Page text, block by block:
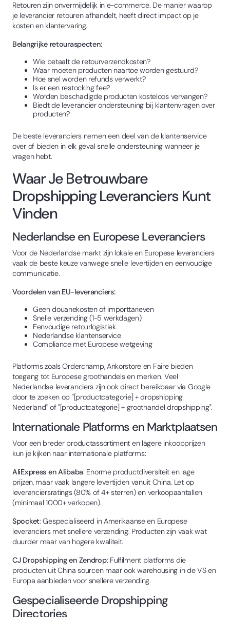
Retouren zijn onvermijdelijk in e-commerce. De manier waarop
je leverancier retouren afhandelt, heeft direct impact op je
kosten en klantervaring.
Belangrijke retouraspecten:
Wie betaalt de retourverzendkosten?
Waar moeten producten naartoe worden gestuurd?
Hoe snel worden refunds verwerkt?
Is er een restocking fee?
Worden beschadigde producten kosteloos vervangen?
Biedt de leverancier ondersteuning bij klantenvragen over
producten?
De beste leveranciers nemen een deel van de klantenservice
over of bieden in elk geval snelle ondersteuning wanneer je
vragen hebt.
Waar Je Betrouwbare
Dropshipping Leveranciers Kunt
Vinden
Nederlandse en Europese Leveranciers
Voor de Nederlandse markt zijn lokale en Europese leveranciers
vaak de beste keuze vanwege snelle levertijden en eenvoudige
communicatie.
Voordelen van EU-leveranciers:
Geen douanekosten of importtarieven
Snelle verzending (1-5 werkdagen)
Eenvoudige retourlogistiek
Nederlandse klantenservice
Compliance met Europese wetgeving
Platforms zoals Orderchamp, Ankorstore en Faire bieden
toegang tot Europese groothandels en merken. Veel
Nederlandse leveranciers zijn ook direct bereikbaar via Google
door te zoeken op "[productcategorie] + dropshipping
Nederland" of "[productcategorie] + groothandel dropshipping".
Internationale Platforms en Marktplaatsen
Voor een breder productassortiment en lagere inkoopprijzen
kun je kijken naar internationale platforms:
AliExpress en Alibaba: Enorme productdiversiteit en lage
prijzen, maar vaak langere levertijden vanuit China. Let op
leveranciersratings (80% of 4+ sterren) en verkoopaantallen
(minimaal 1000+ verkopen).
Spocket: Gespecialiseerd in Amerikaanse en Europese
leveranciers met snellere verzending. Producten zijn vaak wat
duurder maar van hogere kwaliteit.
CJ Dropshipping en Zendrop: Fulfilment platforms die
producten uit China sourcen maar ook warehousing in de VS en
Europa aanbieden voor snellere verzending.
Gespecialiseerde Dropshipping
Directories